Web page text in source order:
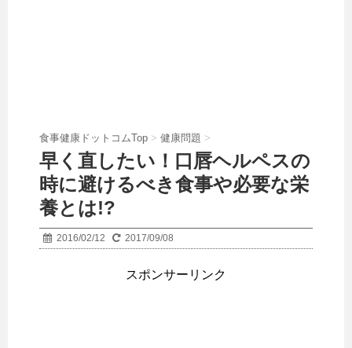
食事健康ドットコムTop > 健康問題 >
早く直したい！口唇ヘルペスの
時に避けるべき食事や必要な栄
養とは!?
2016/02/12 2017/09/08
スポンサーリンク